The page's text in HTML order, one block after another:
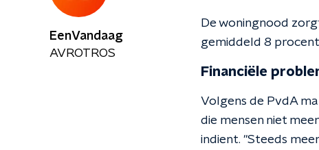
De woningnood
gemiddeld 8
Financiële
Volgens de PvdA
die mensen niet
indient. "Steeds
EenVandaag
AVROTROS